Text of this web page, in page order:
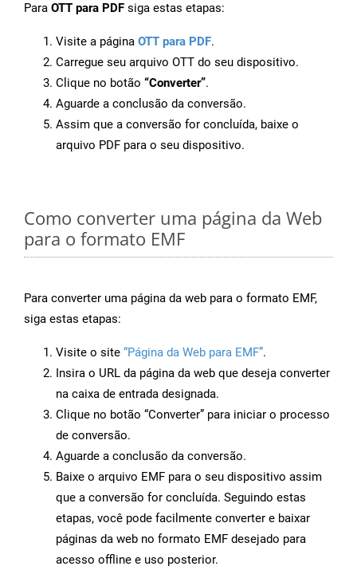
Para OTT para PDF siga estas etapas:
Visite a página OTT para PDF.
Carregue seu arquivo OTT do seu dispositivo.
Clique no botão “Converter”.
Aguarde a conclusão da conversão.
Assim que a conversão for concluída, baixe o
arquivo PDF para o seu dispositivo.
Como converter uma página da Web
para o formato EMF
Para converter uma página da web para o formato EMF,
siga estas etapas:
Visite o site “Página da Web para EMF”.
Insira o URL da página da web que deseja converter
na caixa de entrada designada.
Clique no botão “Converter” para iniciar o processo
de conversão.
Aguarde a conclusão da conversão.
Baixe o arquivo EMF para o seu dispositivo assim
que a conversão for concluída. Seguindo estas
etapas, você pode facilmente converter e baixar
páginas da web no formato EMF desejado para
acesso offline e uso posterior.